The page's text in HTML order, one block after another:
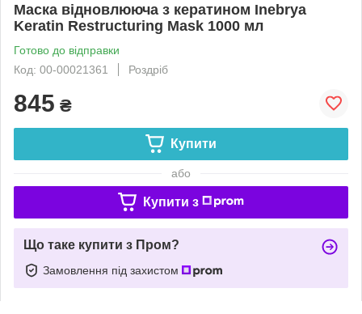
Маска відновлююча з кератином Inebrya
Keratin Restructuring Mask 1000 мл
Готово до відправки
Код: 00-00021361
Роздріб
845 ₴
Купити
або
Купити з
Що таке купити з Пром?
Замовлення під захистом